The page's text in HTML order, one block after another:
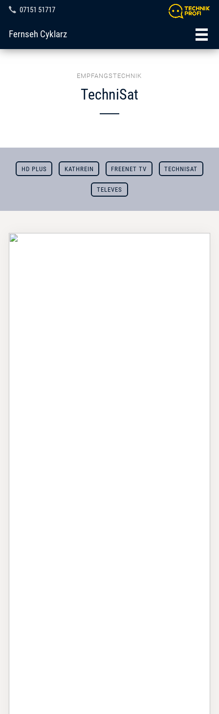
07151 51717
Fernseh Cyklarz
EMPFANGSTECHNIK
TechniSat
HD PLUS KATHREIN FREENET TV TECHNISAT
TELEVES